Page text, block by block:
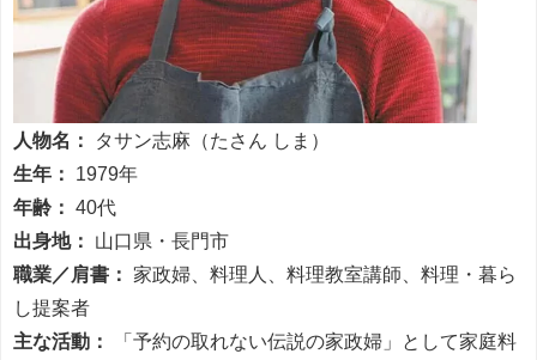
人物名：
タサン志麻（たさん しま）
生年：
1979年
年齢：
40代
出身地：
山口県・長門市
職業／肩書：
家政婦、料理人、料理教室講師、料理・暮ら
し提案者
主な活動：
「予約の取れない伝説の家政婦」として家庭料